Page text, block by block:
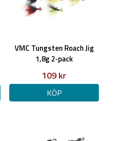
VMC Tungsten Roach Jig
1,8g 2-pack
109 kr
KÖP